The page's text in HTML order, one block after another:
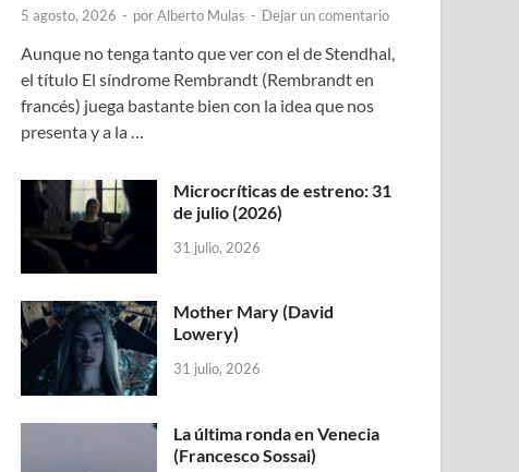
5 agosto, 2026 - porAlberto Mulas - Dejar un comentario
Aunque no tenga tanto que ver con el de Stendhal,
el título El síndrome Rembrandt (Rembrandt en
francés) juega bastante bien con la idea que nos
presenta y a la …
Microcríticas de estreno: 31
de julio (2026)
31 julio, 2026
Mother Mary (David
Lowery)
31 julio, 2026
La última ronda en Venecia
(Francesco Sossai)